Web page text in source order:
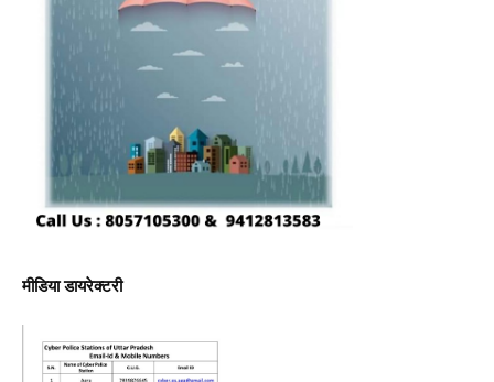
मीडिया डायरेक्टरी